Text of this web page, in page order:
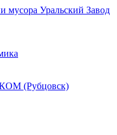
мусора Уральский Завод
(Рубцовск)